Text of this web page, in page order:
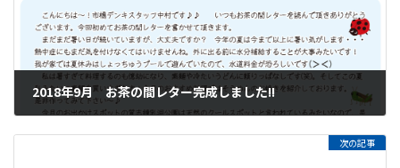
2018年9月 お茶の間レター完成しました!!
2018年8月28日
次の記事